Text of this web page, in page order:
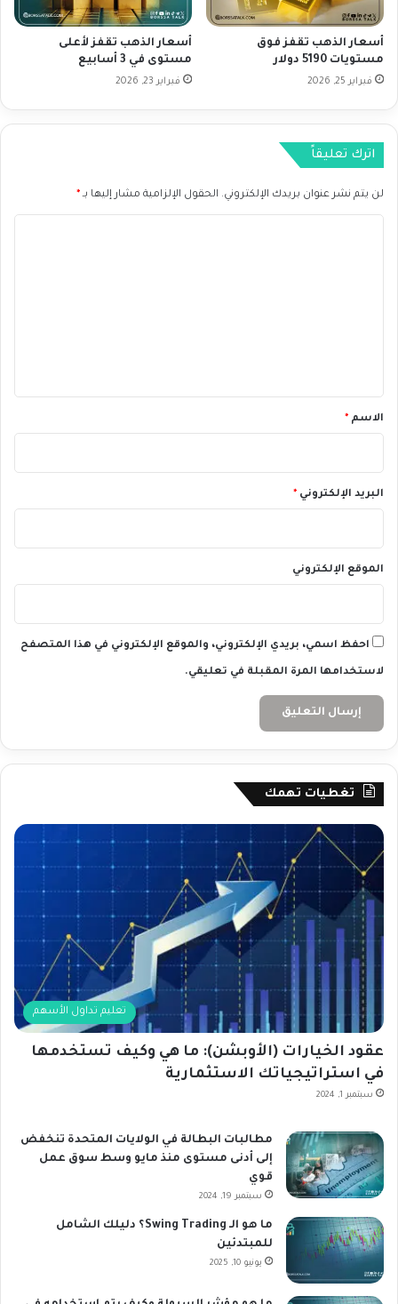
ر
ا
ب
ع
ث
ي
ر
ط
ة
ض
ر
ة
ا
ج
د
ي
ة
أسعار الذهب تقفز فوق
مستويات 5190 دولار
فبراير 25, 2026
أسعار الذهب تقفز لأعلى
مستوى في 3 أسابيع
فبراير 23, 2026
اترك تعليقاً
لن يتم نشر عنوان بريدك الإلكتروني. الحقول الإلزامية مشار إليها بـ *
*الاسم *
البريد الإلكتروني *
الموقع الإلكتروني
احفظ اسمي، بريدي الإلكتروني، والموقع الإلكتروني في هذا المتصفح
لاستخدامها المرة المقبلة في تعليقي.
تغطيات تهمك
تعليم تداول الأسهم
عقود الخيارات (الأوبشن): ما هي وكيف تستخدمها
في استراتيجياتك الاستثمارية
سبتمبر 1, 2024
مطالبات البطالة في الولايات المتحدة تنخفض
إلى أدنى مستوى منذ مايو وسط سوق عمل
قوي
سبتمبر 19, 2024
ما هو الـ Swing Trading؟ دليلك الشامل
للمبتدئين
يونيو 10, 2025